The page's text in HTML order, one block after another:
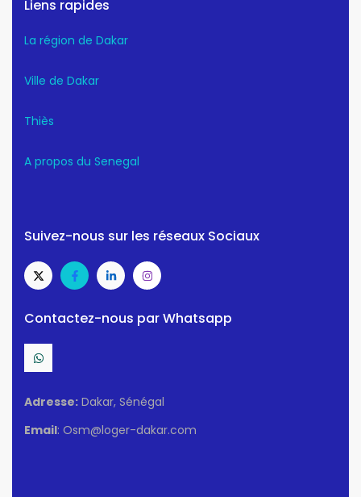
Liens rapides
La région de Dakar
Ville de Dakar
Thiès
A propos du Senegal
Suivez-nous sur les réseaux Sociaux
Contactez-nous par Whatsapp
Adresse: Dakar, Sénégal
Email: Osm@loger-dakar.com